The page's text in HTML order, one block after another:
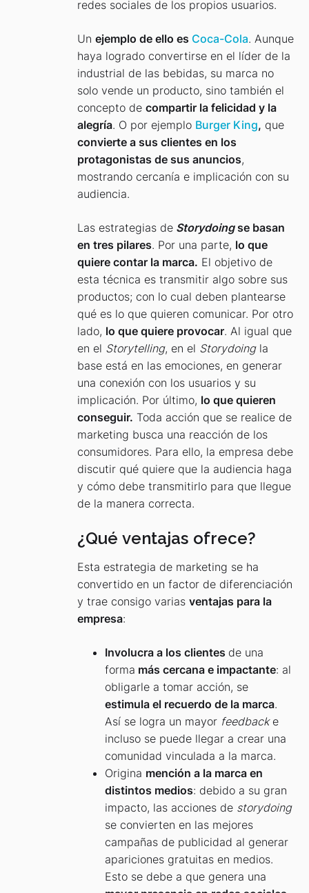
redes sociales de los propios usuarios.
Un ejemplo de ello es Coca-Cola. Aunque
haya logrado convertirse en el líder de la
industrial de las bebidas, su marca no
solo vende un producto, sino también el
concepto de compartir la felicidad y la
alegría. O por ejemplo Burger King, que
convierte a sus clientes en los
protagonistas de sus anuncios,
mostrando cercanía e implicación con su
audiencia.
Las estrategias de Storydoingse basan
en tres pilares. Por una parte, lo que
quiere contar la marca. El objetivo de
esta técnica es transmitir algo sobre sus
productos; con lo cual deben plantearse
qué es lo que quieren comunicar. Por otro
lado, lo que quiere provocar. Al igual que
en el Storytelling, en el Storydoingla
base está en las emociones, en generar
una conexión con los usuarios y su
implicación. Por último, lo que quieren
conseguir. Toda acción que se realice de
marketing busca una reacción de los
consumidores. Para ello, la empresa debe
discutir qué quiere que la audiencia haga
y cómo debe transmitirlo para que llegue
de la manera correcta.
¿Qué ventajas ofrece?
Esta estrategia de marketing se ha
convertido en un factor de diferenciación
y trae consigo varias ventajas para la
empresa:
Involucra a los clientes de una
forma más cercana e impactante: al
obligarle a tomar acción, se
estimula el recuerdo de la marca.
Así se logra un mayor feedbacke
incluso se puede llegar a crear una
comunidad vinculada a la marca.
Origina mención a la marca en
distintos medios: debido a su gran
impacto, las acciones de storydoing
se convierten en las mejores
campañas de publicidad al generar
apariciones gratuitas en medios.
Esto se debe a que genera una